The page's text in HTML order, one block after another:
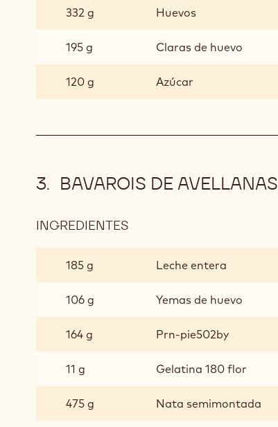
332 g Huevos
195 g Claras de huevo
120 g Azúcar
BAVAROIS DE AVELLANAS
INGREDIENTES
185 g Leche entera
106 g Yemas de huevo
164 g Prn-pie502by
11 g Gelatina 180 flor
475 g Nata semimontada